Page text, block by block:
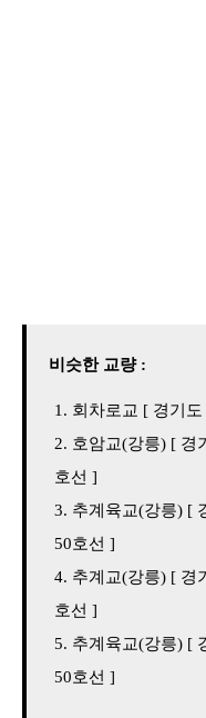
비슷한 교량 :
회차로교 [ 경기
호암교(강릉) [ 경
호선 ]
추계육교(강릉) [
50호선 ]
추계교(강릉) [ 경
호선 ]
추계육교(강릉) [
50호선 ]